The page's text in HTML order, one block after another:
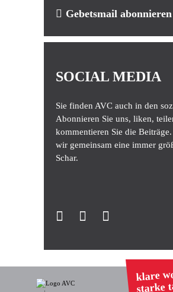
Gebetsmail abonnieren
SOCIAL MEDIA
Sie finden AVC auch in den
Abonnieren Sie uns, liken,
kommentieren Sie die
wir gemeinsam eine immer
Schar.
klare
starke